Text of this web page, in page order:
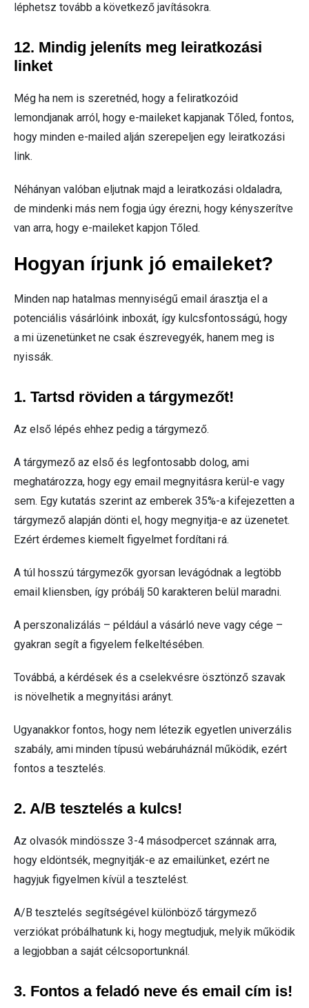
léphetsz tovább a következő javításokra.
12. Mindig jeleníts meg leiratkozási
linket
Még ha nem is szeretnéd, hogy a feliratkozóid
lemondjanak arról, hogy e-maileket kapjanak Tőled, fontos,
hogy minden e-mailed alján szerepeljen egy leiratkozási
link.
Néhányan valóban eljutnak majd a leiratkozási oldaladra,
de mindenki más nem fogja úgy érezni, hogy kényszerítve
van arra, hogy e-maileket kapjon Tőled.
Hogyan írjunk jó emaileket?
Minden nap hatalmas mennyiségű email árasztja el a
potenciális vásárlóink inboxát, így kulcsfontosságú, hogy
a mi üzenetünket ne csak észrevegyék, hanem meg is
nyissák.
1. Tartsd röviden a tárgymezőt!
Az első lépés ehhez pedig a tárgymező.
A tárgymező az első és legfontosabb dolog, ami
meghatározza, hogy egy email megnyitásra kerül-e vagy
sem. Egy kutatás szerint az emberek 35%-a kifejezetten a
tárgymező alapján dönti el, hogy megnyitja-e az üzenetet.
Ezért érdemes kiemelt figyelmet fordítani rá.
A túl hosszú tárgymezők gyorsan levágódnak a legtöbb
email kliensben, így próbálj 50 karakteren belül maradni.
A perszonalizálás – például a vásárló neve vagy cége –
gyakran segít a figyelem felkeltésében.
Továbbá, a kérdések és a cselekvésre ösztönző szavak
is növelhetik a megnyitási arányt.
Ugyanakkor fontos, hogy nem létezik egyetlen univerzális
szabály, ami minden típusú webáruháznál működik, ezért
fontos a tesztelés.
2. A/B tesztelés a kulcs!
Az olvasók mindössze 3-4 másodpercet szánnak arra,
hogy eldöntsék, megnyitják-e az emailünket, ezért ne
hagyjuk figyelmen kívül a tesztelést.
A/B tesztelés segítségével különböző tárgymező
verziókat próbálhatunk ki, hogy megtudjuk, melyik működik
a legjobban a saját célcsoportunknál.
3. Fontos a feladó neve és email cím is!